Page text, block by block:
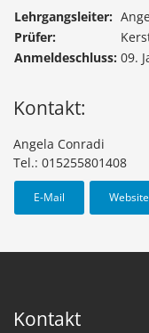
Lehrgangsleiter:
Prüfer:
Anmeldeschluss: 09.
Kontakt:
Angela Conradi
Tel.: 015255801408
E-Mail Website
Kontakt